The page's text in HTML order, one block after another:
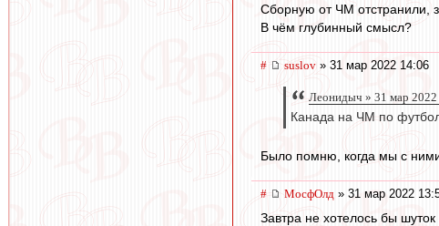
Сборную от ЧМ отстранили,
В чём глубинный смысл?
# suslov » 31 мар 2022 14:06
Леонидыч » 31 мар 2022
Канада на ЧМ по
Было помню, когда мы с ними
# МосфОлд » 31 мар 2022
Завтра не хотелось бы